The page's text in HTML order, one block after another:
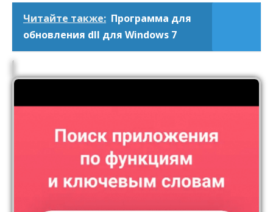
Читайте также: Программа для
обновления dll для Windows 7